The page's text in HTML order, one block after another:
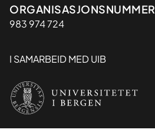
Organisasjon
ORGANISASJONSNUMMER
983 974 724
I SAMARBEID MED UIB